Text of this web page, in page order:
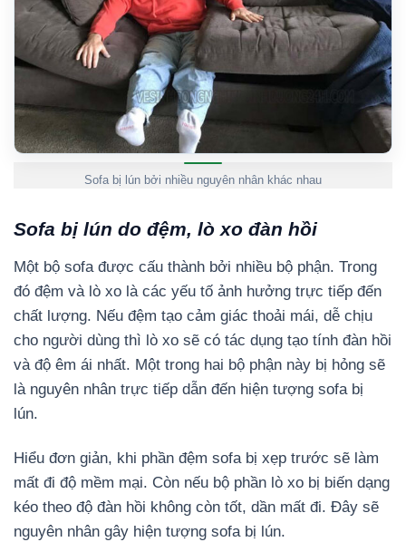
Sofa bị lún bởi nhiều nguyên nhân khác nhau
Sofa bị lún do đệm, lò xo đàn hồi
Một bộ sofa được cấu thành bởi nhiều bộ phận. Trong
đó đệm và lò xo là các yếu tố ảnh hưởng trực tiếp đến
chất lượng. Nếu đệm tạo cảm giác thoải mái, dễ chịu
cho người dùng thì lò xo sẽ có tác dụng tạo tính đàn hồi
và độ êm ái nhất. Một trong hai bộ phận này bị hỏng sẽ
là nguyên nhân trực tiếp dẫn đến hiện tượng sofa bị
lún.
Hiểu đơn giản, khi phần đệm sofa bị xẹp trước sẽ làm
mất đi độ mềm mại. Còn nếu bộ phần lò xo bị biến dạng
kéo theo độ đàn hồi không còn tốt, dần mất đi. Đây sẽ
nguyên nhân gây hiện tượng sofa bị lún.